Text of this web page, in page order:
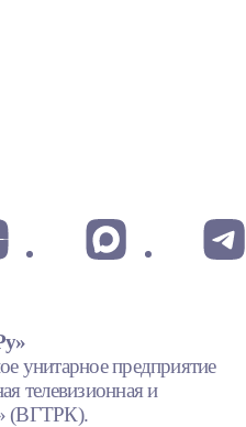
унитарное предприятие
телевизионная и
(ВГТРК).